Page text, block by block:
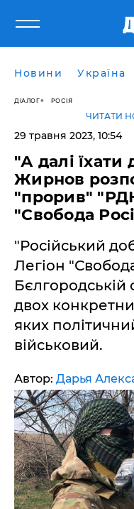
Новини Україна
ДІАЛОГ РОСІЯ
ЧИТАТИ
29 травня 2023, 10:54
"А далі
Жирнов
"прорив"
"Свобода
"Російський
Легіон
Бєлгородській
двох
яких
військовий.
Автор: Дарья